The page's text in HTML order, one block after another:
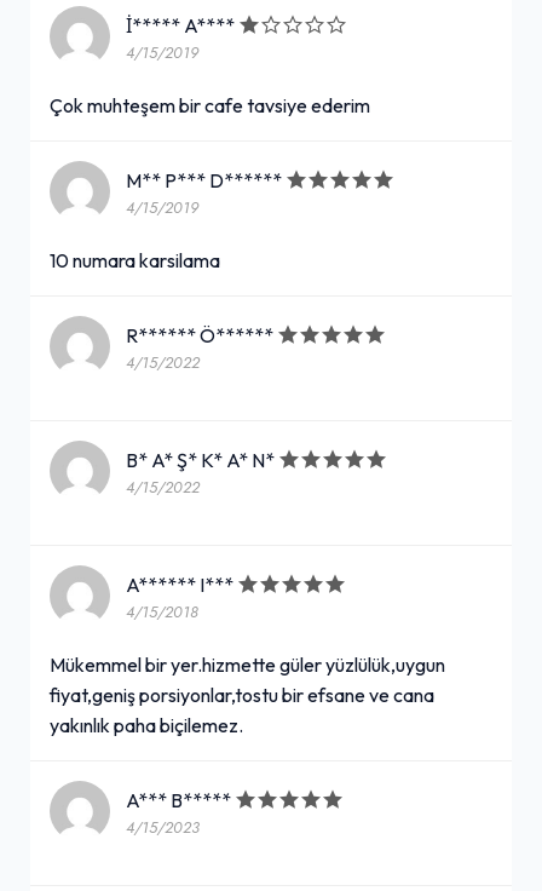
İ***** A****
4/15/2019
Çok muhteşem bir cafe tavsiye ederim
M** P*** D******
4/15/2019
10 numara karsilama
R****** Ö******
4/15/2022
B* A* Ş* K* A* N*
4/15/2022
A****** I***
4/15/2018
Mükemmel bir yer.hizmette güler yüzlülük,uygun
fiyat,geniş porsiyonlar,tostu bir efsane ve cana
yakınlık paha biçilemez.
A*** B*****
4/15/2023